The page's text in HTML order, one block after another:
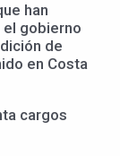
han
gobierno
de
en Costa
cargos